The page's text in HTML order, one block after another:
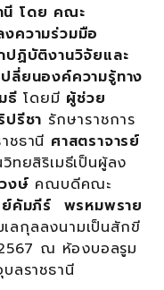
นี โดย คณะ
ความร่วมมือ
ปฏิบัติงานวิจัยและ
ลี่ยนองค์ความรู้ทาง
ธี โดยมี ผู้ช่วย
รีชา รักษาราชการ
ชธานี ศาสตราจารย์
ทยสิริเมธีเป็นผู้ลง
งษ์ คณบดีคณะ
ย์คัมภีร์ พรหมพราย
ลกุลลงนามเป็นสักขี
ณ ห้องบอลรูม
ลราชธานี